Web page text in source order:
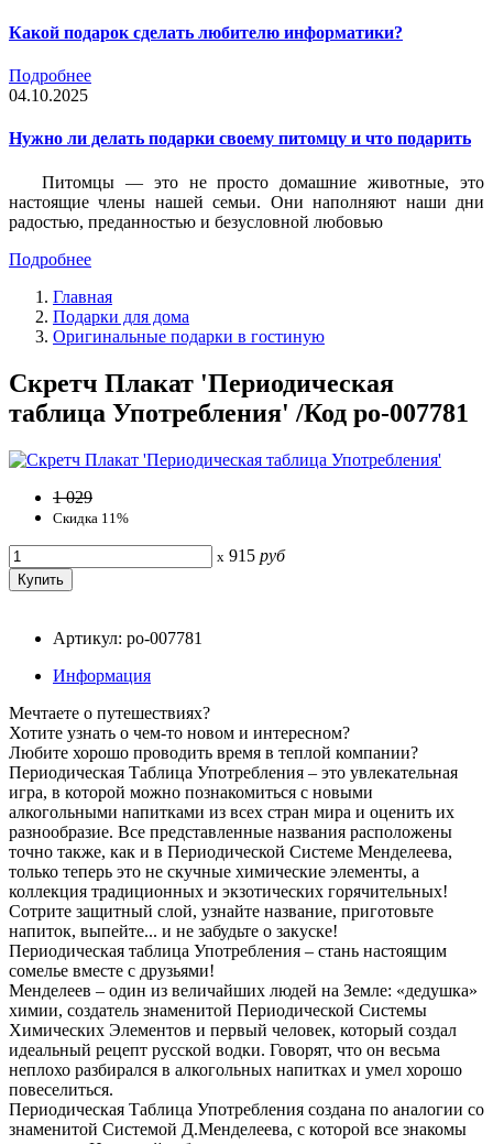
Какой подарок сделать любителю информатики?
Подробнее
04.10.2025
Нужно ли делать подарки своему питомцу и что подарить
Питомцы — это не просто домашние животные, это
настоящие члены нашей семьи. Они наполняют наши дни
радостью, преданностью и безусловной любовью
Подробнее
Главная
Подарки для дома
Оригинальные подарки в гостиную
Скретч Плакат 'Периодическая
таблица Употребления' /Код po-007781
1 029
Скидка 11%
x 915 руб
Артикул: po-007781
Информация
Мечтаете о путешествиях?
Хотите узнать о чем-то новом и интересном?
Любите хорошо проводить время в теплой компании?
Периодическая Таблица Употребления – это увлекательная
игра, в которой можно познакомиться с новыми
алкогольными напитками из всех стран мира и оценить их
разнообразие. Все представленные названия расположены
точно также, как и в Периодической Системе Менделеева,
только теперь это не скучные химические элементы, а
коллекция традиционных и экзотических горячительных!
Сотрите защитный слой, узнайте название, приготовьте
напиток, выпейте... и не забудьте о закуске!
Периодическая таблица Употребления – стань настоящим
сомелье вместе с друзьями!
Менделеев – один из величайших людей на Земле: «дедушка»
химии, создатель знаменитой Периодической Системы
Химических Элементов и первый человек, который создал
идеальный рецепт русской водки. Говорят, что он весьма
неплохо разбирался в алкогольных напитках и умел хорошо
повеселиться.
Периодическая Таблица Употребления создана по аналогии со
знаменитой Системой Д.Менделеева, с которой все знакомы